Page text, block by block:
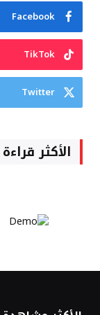
Facebook
TikTok
Twitter
الأكثر قراءة